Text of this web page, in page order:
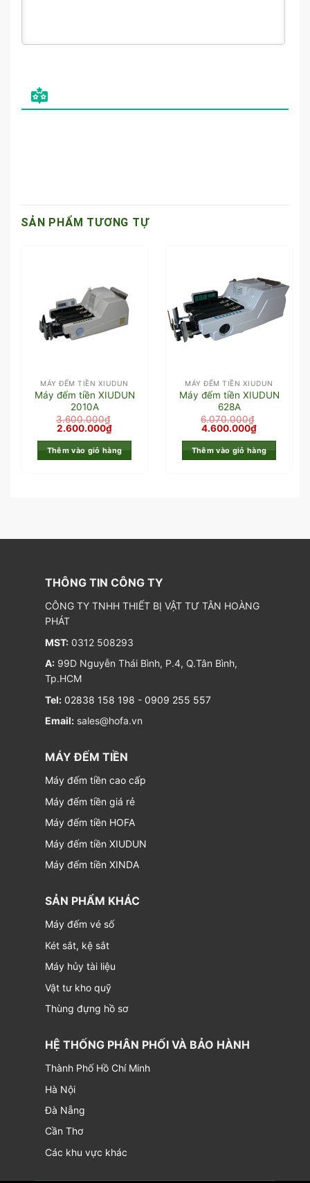
SẢN PHẨM TƯƠNG TỰ
MÁY ĐẾM TIỀN XIUDUN
Máy đếm tiền XIUDUN
2010A
3.600.000₫
2.600.000₫
Thêm vào giỏ hàng
MÁY ĐẾM TIỀN XIUDUN
Máy đếm tiền XIUDUN
628A
6.070.000₫
4.600.000₫
Thêm vào giỏ hàng
THÔNG TIN CÔNG TY
CÔNG TY TNHH THIẾT BỊ VẬT TƯ TÂN HOÀNG
PHÁT
MST: 0312 508293
A: 99D Nguyễn Thái Bình, P.4, Q.Tân Bình,
Tp.HCM
Tel: 02838 158 198 - 0909 255 557
Email: sales@hofa.vn
MÁY ĐẾM TIỀN
Máy đếm tiền cao cấp
Máy đếm tiền giá rẻ
Máy đếm tiền HOFA
Máy đếm tiền XIUDUN
Máy đếm tiền XINDA
SẢN PHẨM KHÁC
Máy đếm vé số
Két sắt, kệ sắt
Máy hủy tài liệu
Vật tư kho quỹ
Thùng đựng hồ sơ
HỆ THỐNG PHÂN PHỐI VÀ BẢO HÀNH
Thành Phố Hồ Chí Minh
Hà Nội
Đà Nẵng
Cần Thơ
Các khu vực khác